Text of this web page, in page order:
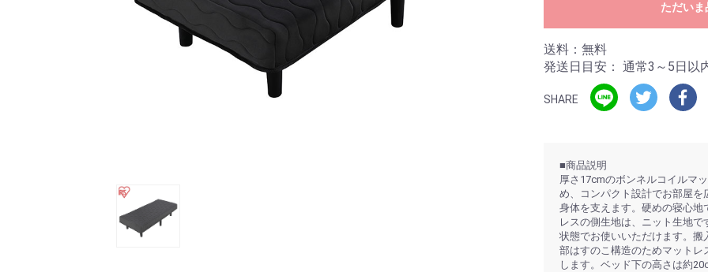
ただい
送料：無料
発送日目安： 通常3～5日以
SHARE
■商品説明
厚さ17cmのボンネルコイルマ
め、コンパクト設計でお部屋
身体を支えます。硬めの寝心
レスの側生地は、ニット生地
状態でお使いいただけます。
部はすのこ構造のためマット
します。ベッド下の高さは約